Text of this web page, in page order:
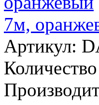
7м,
Артикул: